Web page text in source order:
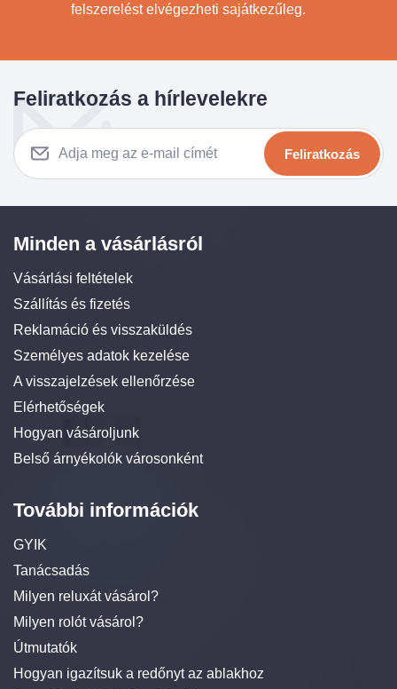
felszerelést elvégezheti sajátkezűleg.
Feliratkozás a hírlevelekre
Feliratkozás
Minden a vásárlásról
Vásárlási feltételek
Szállítás és fizetés
Reklamáció és visszaküldés
Személyes adatok kezelése
A visszajelzések ellenőrzése
Elérhetőségek
Hogyan vásároljunk
Belső árnyékolók városonként
További információk
GYIK
Tanácsadás
Milyen reluxát vásárol?
Milyen rolót vásárol?
Útmutatók
Hogyan igazítsuk a redőnyt az ablakhoz